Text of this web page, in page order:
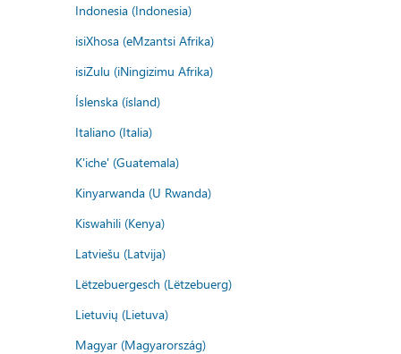
Indonesia (Indonesia)
isiXhosa (eMzantsi Afrika)
isiZulu (iNingizimu Afrika)
Íslenska (ísland)
Italiano (Italia)
K'iche' (Guatemala)
Kinyarwanda (U Rwanda)
Kiswahili (Kenya)
Latviešu (Latvija)
Lëtzebuergesch (Lëtzebuerg)
Lietuvių (Lietuva)
Magyar (Magyarország)